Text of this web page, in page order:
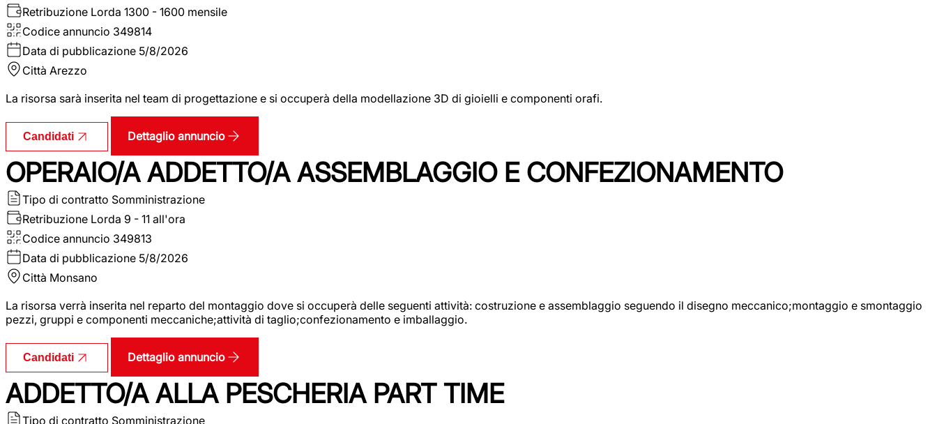
Retribuzione Lorda 1300 - 1600 mensile
Codice annuncio 349814
Data di pubblicazione 5/8/2026
Città Arezzo
La risorsa sarà inserita nel team di progettazione e si occuperà della modellazione 3D di gioielli e componenti orafi.
Candidati Dettaglio annuncio
OPERAIO/A ADDETTO/A ASSEMBLAGGIO E CONFEZIONAMENTO
Tipo di contratto Somministrazione
Retribuzione Lorda 9 - 11 all'ora
Codice annuncio 349813
Data di pubblicazione 5/8/2026
Città Monsano
La risorsa verrà inserita nel reparto del montaggio dove si occuperà delle seguenti attività: costruzione e assemblaggio seguendo il disegno meccanico;montaggio e smontaggio
pezzi, gruppi e componenti meccaniche;attività di taglio;confezionamento e imballaggio.
Candidati Dettaglio annuncio
ADDETTO/A ALLA PESCHERIA PART TIME
Tipo di contratto Somministrazione